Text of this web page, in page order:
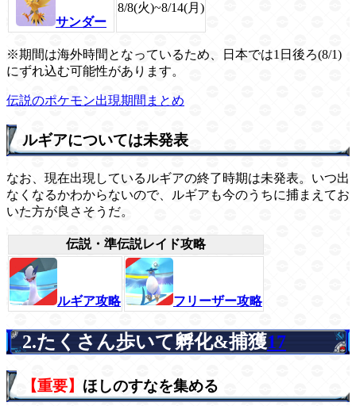
サンダー
8/8(火)~8/14(月)
※期間は海外時間となっているため、日本では1日後ろ(8/1)
にずれ込む可能性があります。
伝説のポケモン出現期間まとめ
ルギアについては未発表
なお、現在出現しているルギアの終了時期は未発表。いつ出
なくなるかわからないので、ルギアも今のうちに捕まえてお
いた方が良さそうだ。
伝説・準伝説レイド攻略
ルギア攻略 フリーザー攻略
2.たくさん歩いて孵化&捕獲17
【重要】 ほしのすなを集める